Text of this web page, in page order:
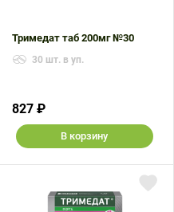
Тримедат таб 200мг №30
30 шт. в уп.
827 ₽
В корзину